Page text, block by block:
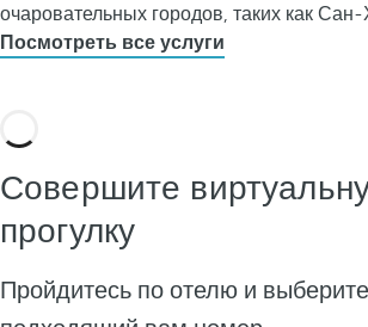
очаровательных городов, таких как
Посмотреть все услуги
Совершите
прогулку
Пройдитесь по отелю и